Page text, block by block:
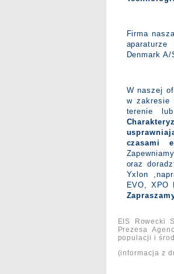
Firma
Denmark A/
W naszej
w zakresie
terenie
czasami
oraz
Yxlon
EVO, XPO
EIS Rowecki
Prezesa
populacji i
(informacja z